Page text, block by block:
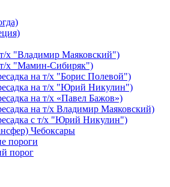
х "Владимир Маяковский")
т/х "Мамин-Сибиряк")
на т/х "Борис Полевой")
на т/х "Юрий Никулин")
на т/х «Павел Бажов»)
на т/х Владимир Маяковский)
с т/х "Юрий Никулин")
Чебоксары
пороги
порог